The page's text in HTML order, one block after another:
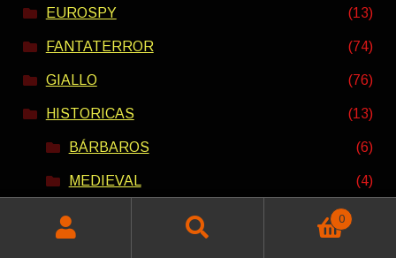
EUROSPY (13)
FANTATERROR (74)
GIALLO (76)
HISTORICAS (13)
BÁRBAROS (6)
MEDIEVAL (4)
PEPLUM
Buscar
0